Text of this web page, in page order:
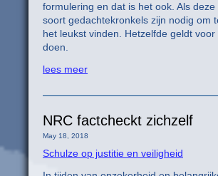
formulering en dat is het ook. Als
soort gedachtekronkels zijn nodig om
het leukst vinden. Hetzelfde geldt
doen.
lees meer
NRC factcheckt zichzelf
May 18, 2018
Schulze op justitie en veiligheid